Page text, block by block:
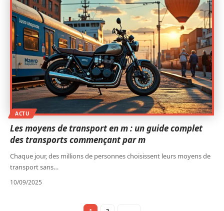
ACTU
Les moyens de transport en m : un guide complet
des transports commençant par m
Chaque jour, des millions de personnes choisissent leurs moyens de
transport sans…
10/09/2025